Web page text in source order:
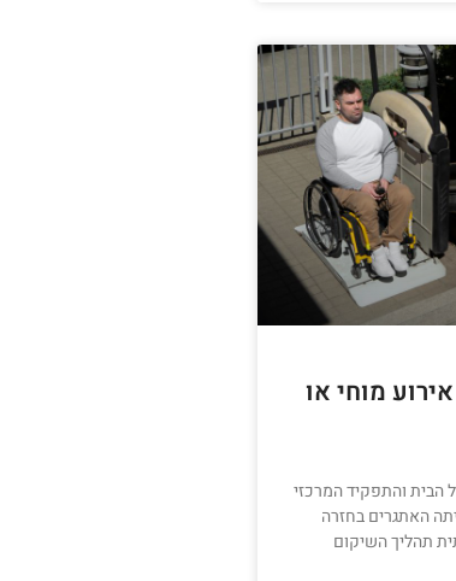
מוחי או
הבית והתפקיד המרכזי
האתגרים בחזרה
תהליך השיקום